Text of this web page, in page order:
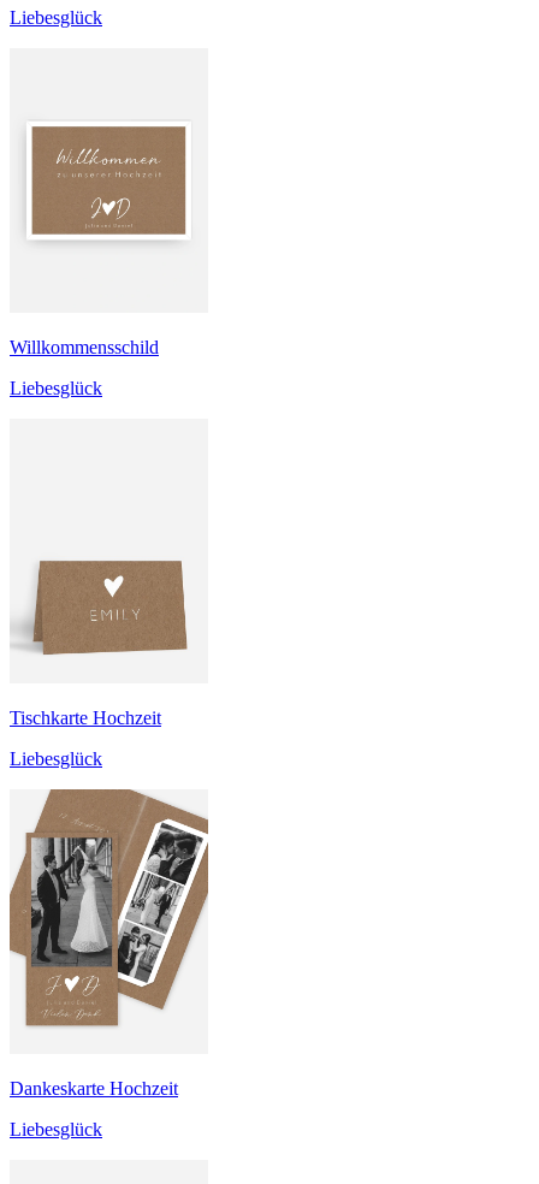
Liebesglück
Willkommensschild
Liebesglück
Tischkarte Hochzeit
Liebesglück
Dankeskarte Hochzeit
Liebesglück